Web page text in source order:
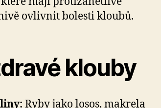
ovlivnit bolesti kloubů.
klouby
Ryby jako losos, makrela